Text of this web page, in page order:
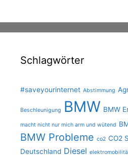
Schlagwörter
#saveyourinternet Abstimmung
Beschleunigung BMW BMW
macht nicht nur mich arm und wütend
BMW Probleme co2 CO2
Deutschland Diesel